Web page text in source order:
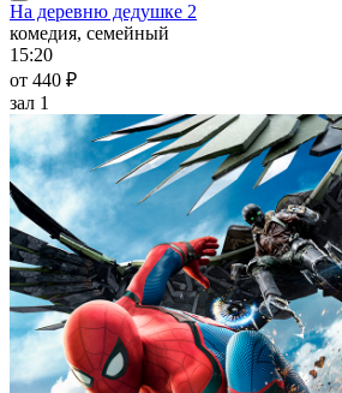
На деревню дедушке 2
комедия, семейный
15:20
от 440 ₽
зал 1